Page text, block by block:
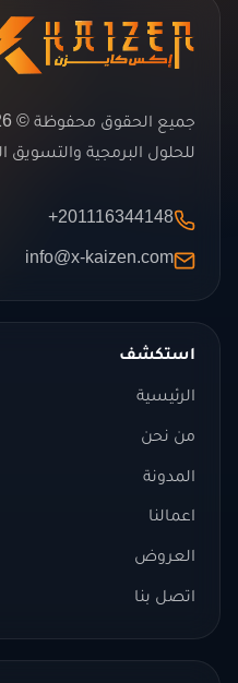
للحلول البرمجية والتسويق
+201116344148
info@x-kaizen.com
استكشف
الرئيسية
من نحن
المدونة
اعمالنا
العروض
اتصل بنا